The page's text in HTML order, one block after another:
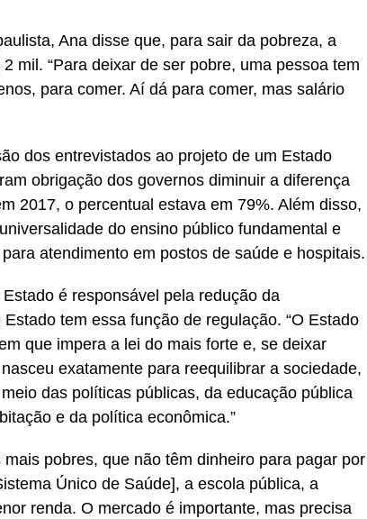
Ana disse que, para sair da pobreza, a
mil. “Para deixar de ser pobre, uma pessoa tem
para comer. Aí dá para comer, mas salário
dos entrevistados ao projeto de um Estado
obrigação dos governos diminuir a diferença
2017, o percentual estava em 79%. Além disso,
do ensino público fundamental e
atendimento em postos de saúde e hospitais.
é responsável pela redução da
tem essa função de regulação. “O Estado
que impera a lei do mais forte e, se deixar
exatamente para reequilibrar a sociedade,
das políticas públicas, da educação pública
e da política econômica.”
pobres, que não têm dinheiro para pagar por
Único de Saúde], a escola pública, a
renda. O mercado é importante, mas precisa